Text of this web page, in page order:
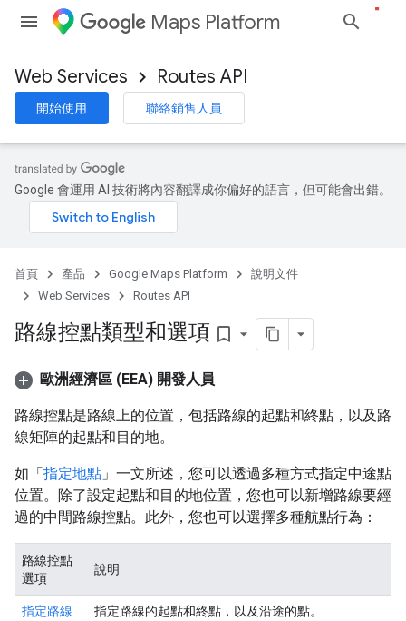
Maps Platform
Web Services Routes API
開始使用 聯絡銷售人員
Google 會運用 AI 技術將內容翻譯成你偏好的語言，但可能會出錯。
首頁 產品 Google Maps Platform
說明文件
Web Services
Routes API
路線控點類型和選項 bookmark_border
歐洲經濟區 (EEA) 開發人員
路線控點是路線上的位置，包括路線的起點和終點，以及路
線矩陣的起點和目的地。
如「指定地點 」一文所述，您可以透過多種方式指定中途點
位置。除了設定起點和目的地位置，您也可以新增路線要經
過的中間路線控點。此外，您也可以選擇多種航點行為：
路線控點
選項
說明
指定路線
指定路線的起點和終點，以及沿途的點。